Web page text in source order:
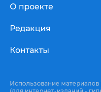
О проекте
Редакция
Контакты
Использование